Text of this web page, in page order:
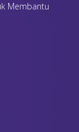
Membantu